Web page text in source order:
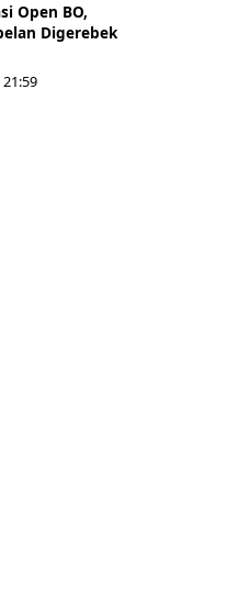
Open BO,
Digerebek